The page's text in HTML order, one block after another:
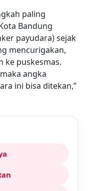
paling
Bandung
payudara) sejak
mencurigakan,
ke puskesmas.
angka
ini bisa ditekan,”